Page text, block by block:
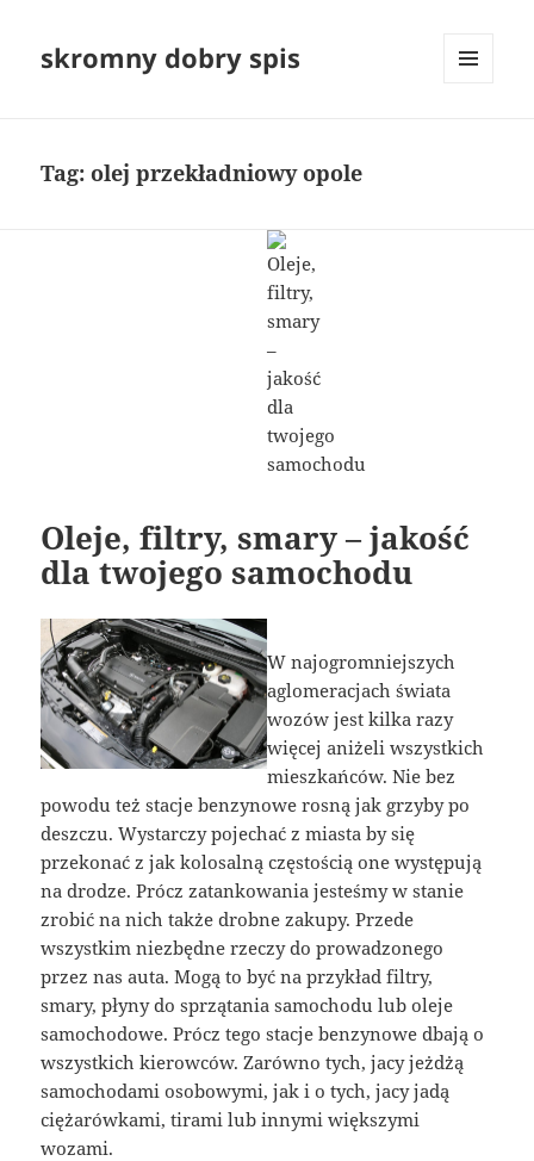
skromny dobry spis
Tag:olej przekładniowy opole
Oleje, filtry, smary – jakość
dla twojego samochodu
W najogromniejszych
aglomeracjach świata
wozów jest kilka razy
więcej aniżeli wszystkich
mieszkańców. Nie bez
powodu też stacje benzynowe rosną jak grzyby po
deszczu. Wystarczy pojechać z miasta by się
przekonać z jak kolosalną częstością one występują
na drodze. Prócz zatankowania jesteśmy w stanie
zrobić na nich także drobne zakupy. Przede
wszystkim niezbędne rzeczy do prowadzonego
przez nas auta. Mogą to być na przykład filtry,
smary, płyny do sprzątania samochodu lub oleje
samochodowe. Prócz tego stacje benzynowe dbają o
wszystkich kierowców. Zarówno tych, jacy jeżdżą
samochodami osobowymi, jak i o tych, jacy jadą
ciężarówkami, tirami lub innymi większymi
wozami.